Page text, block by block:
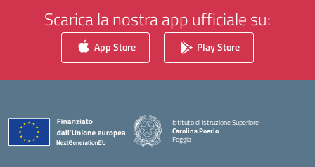
Scarica la nostra app ufficiale su:
App Store Play Store
Istituto di Istruzione Superiore
Carolina Poerio
Foggia
— Visita la pagina iniziale della scuola